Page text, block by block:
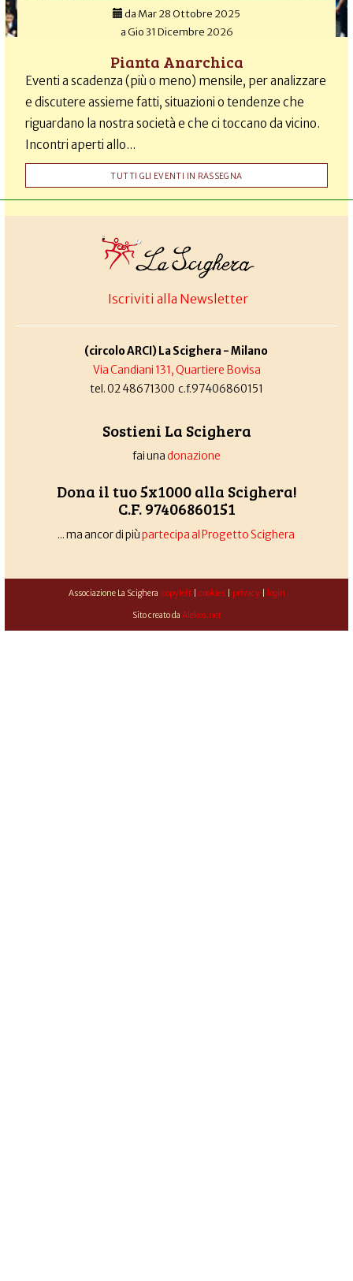
da Mar 28 Ottobre 2025
aGio 31 Dicembre 2026
Pianta Anarchica
Eventi a scadenza (più o meno) mensile, per analizzare
e discutere assieme fatti, situazioni o tendenze che
riguardano la nostra società e che ci toccano da vicino.
Incontri aperti allo...
TUTTI GLI EVENTI IN RASSEGNA
Iscriviti alla Newsletter
(circolo ARCI) La Scighera - Milano
Via Candiani 131, Quartiere Bovisa
tel. 02 48671300 c.f.97406860151
Sostieni La Scighera
fai unadonazione
Dona il tuo 5x1000 alla Scighera!
C.F. 97406860151
... ma ancor di piùpartecipa al Progetto Scighera
Associazione La Scighera copyleft| cookies| privacy| login
Sito creato da Alekos.net